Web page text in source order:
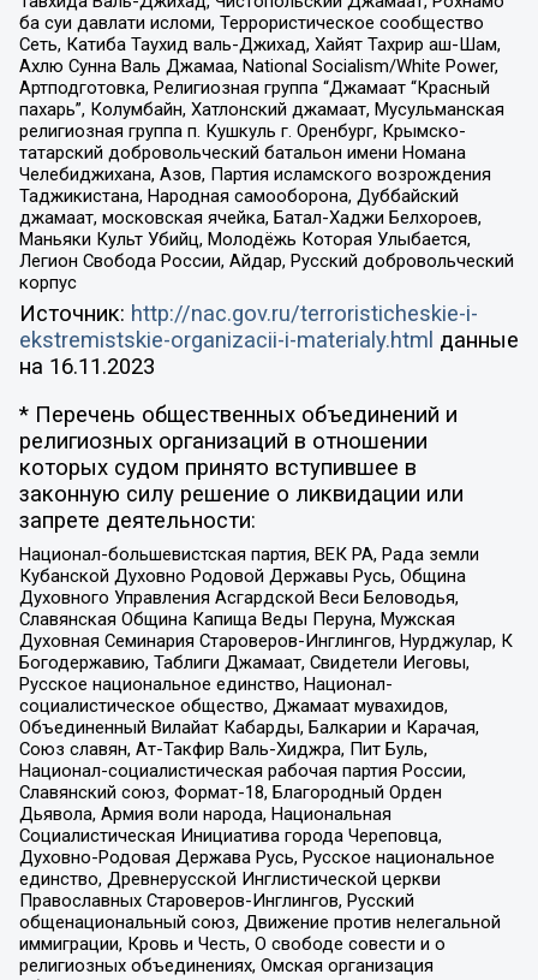
ба суи давлати исломи, Террористическое сообщество
Сеть, Катиба Таухид валь-Джихад, Хайят Тахрир аш-Шам,
Ахлю Сунна Валь Джамаа, National Socialism/White Power,
Артподготовка, Религиозная группа “Джамаат “Красный
пахарь”, Колумбайн, Хатлонский джамаат, Мусульманская
религиозная группа п. Кушкуль г. Оренбург, Крымско-
татарский добровольческий батальон имени Номана
Челебиджихана, Азов, Партия исламского возрождения
Таджикистана, Народная самооборона, Дуббайский
джамаат, московская ячейка, Батал-Хаджи Белхороев,
Маньяки Культ Убийц, Молодёжь Которая Улыбается,
Легион Свобода России, Айдар, Русский добровольческий
корпус
Источник: http://nac.gov.ru/terroristicheskie-i-
ekstremistskie-organizacii-i-materialy.html данные
на 16.11.2023
* Перечень общественных объединений и
религиозных организаций в отношении
которых судом принято вступившее в
законную силу решение о ликвидации или
запрете деятельности:
Национал-большевистская партия, ВЕК РА, Рада земли
Кубанской Духовно Родовой Державы Русь, Община
Духовного Управления Асгардской Веси Беловодья,
Славянская Община Капища Веды Перуна, Мужская
Духовная Семинария Староверов-Инглингов, Нурджулар, К
Богодержавию, Таблиги Джамаат, Свидетели Иеговы,
Русское национальное единство, Национал-
социалистическое общество, Джамаат мувахидов,
Объединенный Вилайат Кабарды, Балкарии и Карачая,
Союз славян, Ат-Такфир Валь-Хиджра, Пит Буль,
Национал-социалистическая рабочая партия России,
Славянский союз, Формат-18, Благородный Орден
Дьявола, Армия воли народа, Национальная
Социалистическая Инициатива города Череповца,
Духовно-Родовая Держава Русь, Русское национальное
единство, Древнерусской Инглистической церкви
Православных Староверов-Инглингов, Русский
общенациональный союз, Движение против нелегальной
иммиграции, Кровь и Честь, О свободе совести и о
религиозных объединениях, Омская организация